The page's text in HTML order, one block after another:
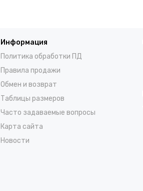
Информация
Политика обработки ПД
Правила продажи
Обмен и возврат
Таблицы размеров
Часто задаваемые вопросы
Карта сайта
Новости